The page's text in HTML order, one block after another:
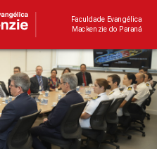
Faculdade Evangélica
Mackenzie do Paraná